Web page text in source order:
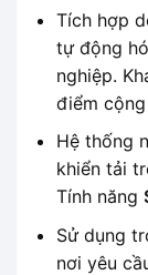
Tích hợp
tự động
nghiệp.
điểm
Hệ thống
khiển tải
Tính năng
Sử dụng
nơi yêu